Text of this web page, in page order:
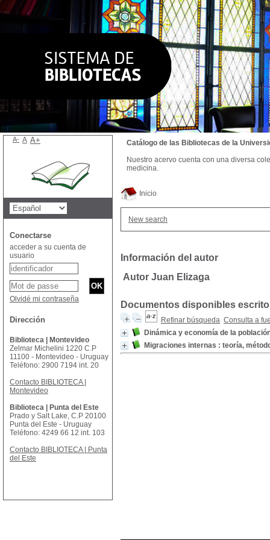
Inicio
New search
Información del autor
Autor Juan Elizaga
Documentos disponibles
Refinar búsqueda Consulta a
Dinámica y economía de la
Migraciones internas : teoría,
Catálogo de las Bibliotecas de la
Nuestro acervo cuenta con una diversa
medicina.
A- A A+
Conectarse
acceder a su cuenta de
usuario
Olvidé mi contraseña
Dirección
Biblioteca | Montevideo
Zelmar Michelini 1220 C.P
11100 - Montevideo - Uruguay
Teléfono: 2900 7194 int. 20
Contacto BIBLIOTECA |
Montevideo
Biblioteca | Punta del Este
Prado y Salt Lake, C.P 20100
Punta del Este - Uruguay
Teléfono: 4249 66 12 int. 103
Contacto BIBLIOTECA | Punta
del Este